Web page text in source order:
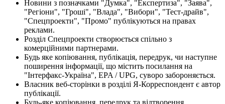
Новини з позначками "Думка", "Експертиза", "Заява",
"Регіони", "Гроші", "Влада", "Вибори", "Тест-драйв",
"Спецпроекти", "Промо" публікуються на правах
реклами.
Розділ Спецпроекти створюється спільно з
комерційними партнерами.
Будь яке копіювання, публікація, передрук, чи наступне
поширення інформації, що містить посилання на
"Інтерфакс-Україна", EPA / UPG, суворо забороняється.
Власник веб-сторінки в розділі Я-Корреспондент є автор
публікації.